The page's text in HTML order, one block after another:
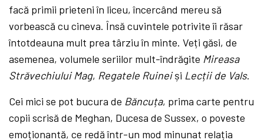
facă primii prieteni în liceu, încercând mereu să
vorbească cu cineva. Însă cuvintele potrivite îi răsar
întotdeauna mult prea târziu în minte. Veți găsi, de
asemenea, volumele seriilor mult-îndrăgite Mireasa
Străvechiului Mag, Regatele Ruineiși Lecții de Vals.
Cei mici se pot bucura de Băncuța, prima carte pentru
copii scrisă de Meghan, Ducesa de Sussex, o poveste
emoționantă, ce redă într-un mod minunat relația